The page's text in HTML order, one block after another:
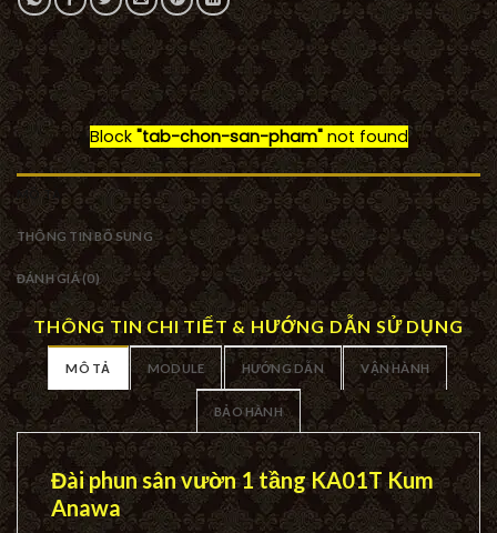
Block "tab-chon-san-pham"not found
MÔ TẢ
THÔNG TIN BỔ SUNG
ĐÁNH GIÁ (0)
THÔNG TIN CHI TIẾT & HƯỚNG DẪN SỬ DỤNG
MÔ TẢ MODULE HƯỚNG DẪN VẬN HÀNH
BẢO HÀNH
Đài phun sân vườn 1 tầng KA01T Kum
Anawa